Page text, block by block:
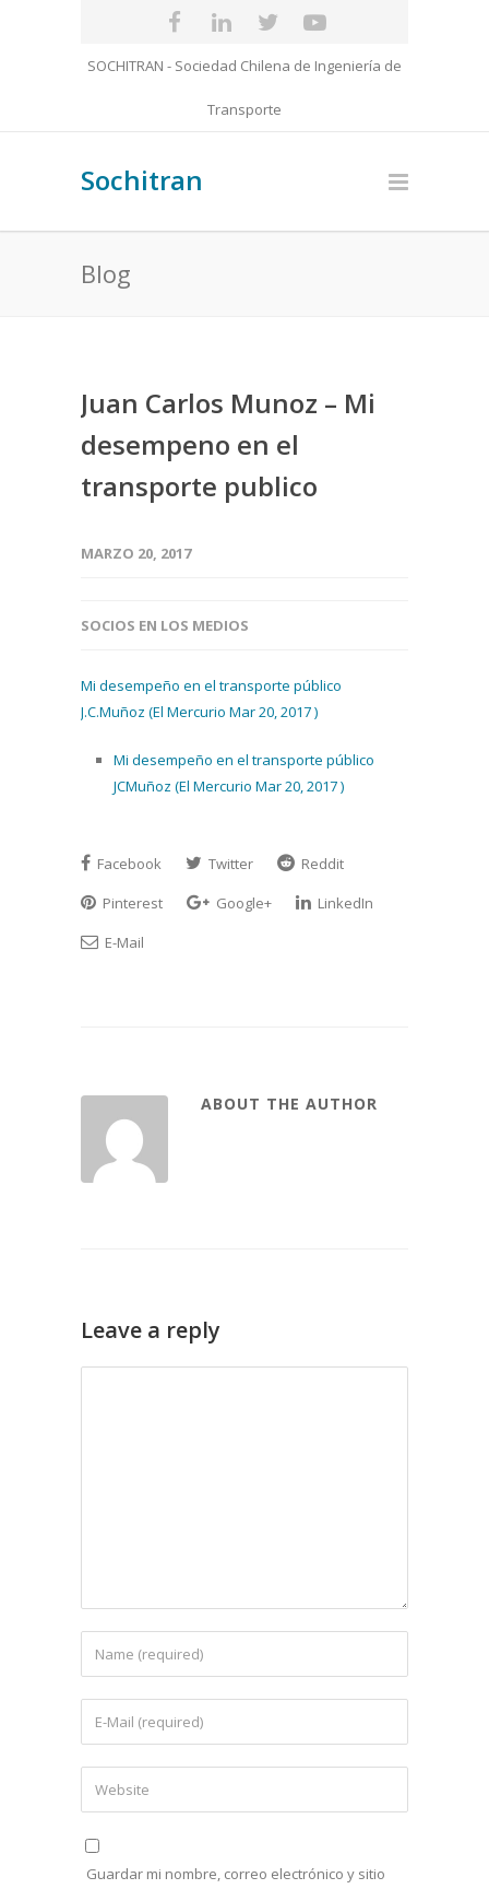
SOCHITRAN - Sociedad Chilena de Ingeniería de
Transporte
Sochitran
Blog
Juan Carlos Munoz – Mi
desempeno en el
transporte publico
MARZO 20, 2017
SOCIOS EN LOS MEDIOS
Mi desempeño en el transporte público
J.C.Muñoz (El Mercurio Mar 20, 2017 )
Mi desempeño en el transporte público
JCMuñoz (El Mercurio Mar 20, 2017 )
Facebook Twitter
Reddit
Pinterest
Google+
LinkedIn
E-Mail
ABOUT THE AUTHOR
Leave a reply
Guardar mi nombre, correo electrónico y sitio